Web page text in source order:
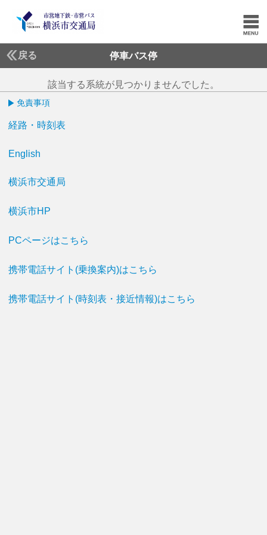
戻る 停車バス停
該当する系統が見つかりませんでした。
免責事項
経路・時刻表
English
横浜市交通局
横浜市HP
PCページはこちら
携帯電話サイト(乗換案内)はこちら
携帯電話サイト(時刻表・接近情報)はこちら